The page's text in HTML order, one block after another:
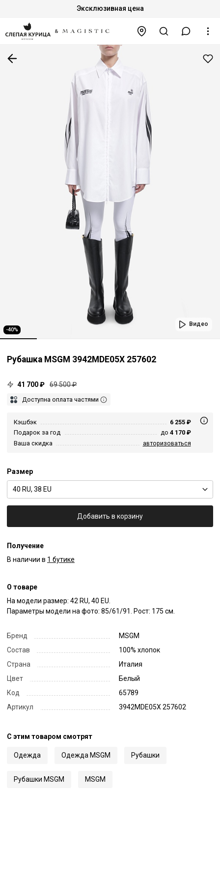
Эксклюзивная цена
-40%
Видео
Рубашка MSGM 3942MDE05X 257602
41 700 ₽ 69 500 ₽
Доступна оплата частями
Кэшбэк
6 255 ₽
Подарок за год
до 4 170 ₽
Ваша скидка
авторизоваться
Размер
40 RU, 38 EU
Добавить в корзину
Получение
В наличии в 1 бутике
О товаре
На модели размер: 42 RU, 40 EU.
Параметры модели на фото: 85/61/91. Рост: 175 см.
Бренд
MSGM
Состав
100% хлопок
Страна
Италия
Цвет
Белый
Код
65789
Артикул
3942MDE05X 257602
С этим товаром смотрят
Одежда Одежда MSGM Рубашки
Рубашки MSGM MSGM